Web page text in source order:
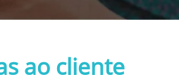
ao cliente